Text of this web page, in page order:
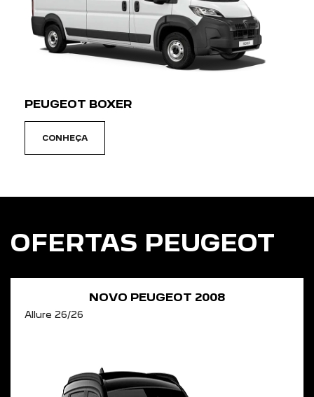
PEUGEOT BOXER
CONHEÇA
OFERTAS PEUGEOT
NOVO PEUGEOT 2008
Allure 26/26